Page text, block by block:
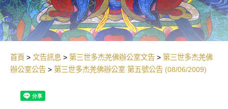
首頁 文告訊息 第三世多杰羌佛辦公室文告
第三世多杰羌佛
辦公室公告
第三世多杰羌佛辦公室 第五號公告 (08/06/2009)